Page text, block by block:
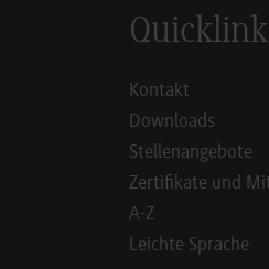
Kontakt
Downloads
Stellenangebote
Zertifikate und
A-Z
Leichte Sprache